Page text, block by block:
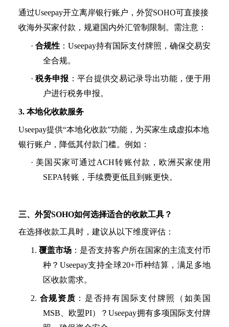
通过Useepay开立离岸银行账户，外贸SOHO可直接接
收海外买家付款，规避国内外汇管制限制。需注意：
· 合规性： Useepay持有国际支付牌照，确保交易安
全合规。
·税务申报 ：平台提供交易记录导出功能，便于用
户进行税务申报。
3. 本地化收款服务
Useepay提供“本地化收款”功能，为买家生成虚拟本地
银行账户，降低其付款门槛。例如：
· 美国买家可通过ACH转账付款，欧洲买家使用
SEPA转账，手续费更低且到账更快。
三、外贸SOHO如何选择适合的收款工具？
在选择收款工具时，建议从以下维度评估：
1. 覆盖市场： 是否支持客户所在国家的主流支付币
种 ？ Useepay支持全球20+币种结算 ，满足多地
区收款需求。
2. 合规资质 ：是否持有国际支付牌照（如美国
MSB、欧盟PI）？Useepay拥有多项国际支付牌